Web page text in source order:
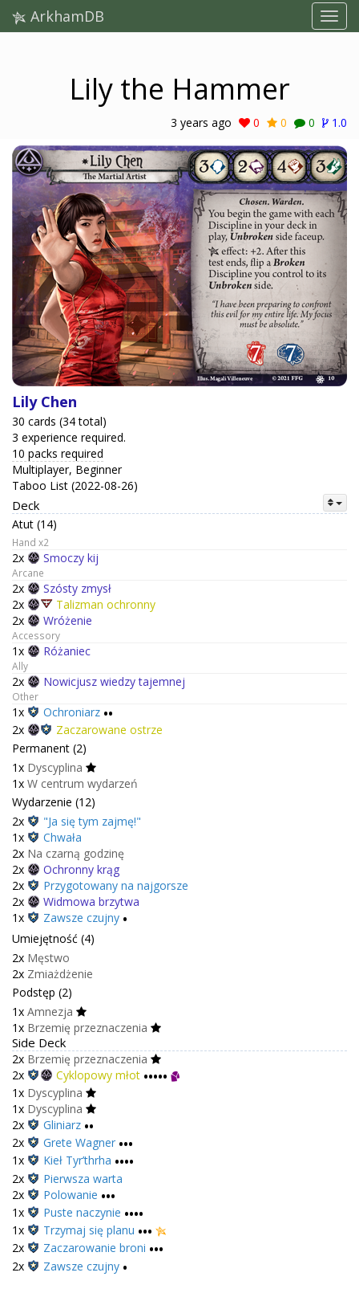
ArkhamDB
Lily the Hammer
3 years ago 0 0 0 1.0
Lily Chen
30 cards (34 total)
3 experience required.
10 packs required
Multiplayer, Beginner
Taboo List (2022-08-26)
Deck
Atut (14)
Hand x2
2x Smoczy kij
Arcane
2x
Szósty zmysł
2x
Talizman ochronny
2x
Wróżenie
Accessory
1x Różaniec
Ally
2x Nowicjusz wiedzy tajemnej
Other
1x Ochroniarz ••
2x
Zaczarowane ostrze
Permanent (2)
1x Dyscyplina
1x W centrum wydarzeń
Wydarzenie (12)
2x
"Ja się tym zajmę!"
1x
Chwała
2x Na czarną godzinę
2x
Ochronny krąg
2x
Przygotowany na najgorsze
2x
Widmowa brzytwa
1x
Zawsze czujny •
Umiejętność (4)
2x Męstwo
2x Zmiażdżenie
Podstęp (2)
1x Amnezja
1x Brzemię przeznaczenia
Side Deck
2x Brzemię przeznaczenia
2x
Cyklopowy młot •••••
1x Dyscyplina
1x Dyscyplina
2x
Gliniarz ••
2x Grete Wagner •••
1x Kieł Tyr’thrha ••••
2x
Pierwsza warta
2x
Polowanie •••
1x Puste naczynie ••••
1x Trzymaj się planu •••
2x Zaczarowanie broni •••
2x Zawsze czujny •